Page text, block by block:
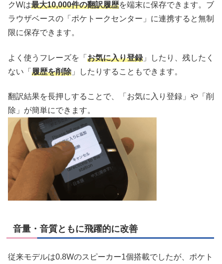
クWは最大10,000件の翻訳履歴を端末に保存できます。ブ
ラウザベースの「ポケトークセンター」に連携すると無制
限に保存できます。
よく使うフレーズを「 お気に入り登録 」したり、残したく
ない「 履歴を削除」したりすることもできます。
翻訳結果を長押しすることで、「お気に入り登録」や「削
除」が簡単にできます。
音量・音質ともに飛躍的に改善
従来モデルは0.8Wのスピーカー1個搭載でしたが、ポケト